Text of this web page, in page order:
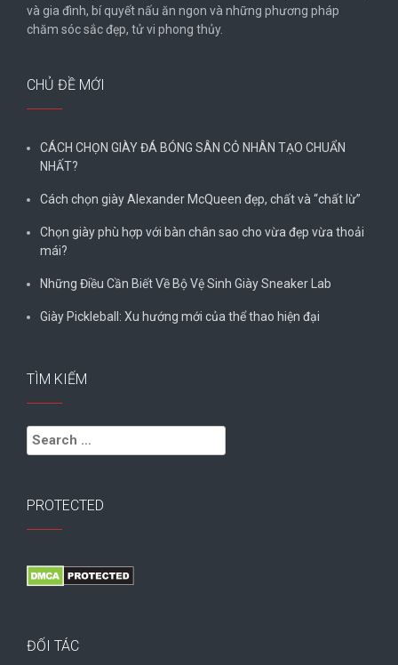
và gia đình, bí quyết nấu ăn ngon và những phương pháp
chăm sóc sắc đẹp, tử vi phong thủy.
CHỦ ĐỀ MỚI
CÁCH CHỌN GIÀY ĐÁ BÓNG SÂN CỎ NHÂN TẠO CHUẨN
NHẤT?
Cách chọn giày Alexander McQueen đẹp, chất và “chất lừ”
Chọn giày phù hợp với bàn chân sao cho vừa đẹp vừa thoải
mái?
Những Điều Cần Biết Về Bộ Vệ Sinh Giày Sneaker Lab
Giày Pickleball: Xu hướng mới của thể thao hiện đại
TÌM KIẾM
Search
for:
PROTECTED
ĐỐI TÁC